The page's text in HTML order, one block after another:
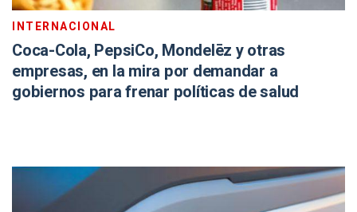
INTERNACIONAL
Coca-Cola, PepsiCo, Mondelēz y otras
empresas, en la mira por demandar a
gobiernos para frenar políticas de salud